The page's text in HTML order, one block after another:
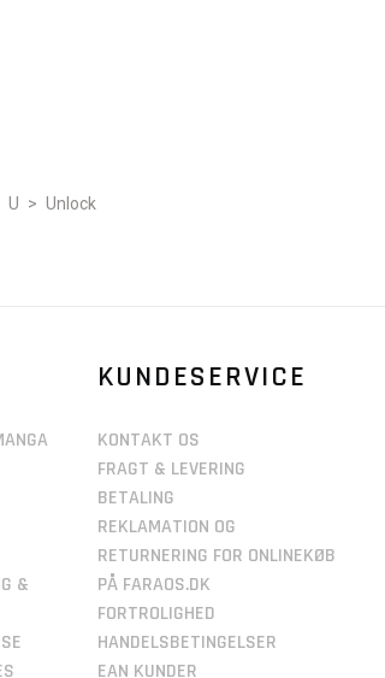
U > Unlock
&
KUNDESERVICE
KONTAKT OS
FRAGT & LEVERING
BETALING
REKLAMATION OG
RETURNERING FOR ONLINEKØB
PÅ FARAOS.DK
FORTROLIGHED
HANDELSBETINGELSER
EAN KUNDER